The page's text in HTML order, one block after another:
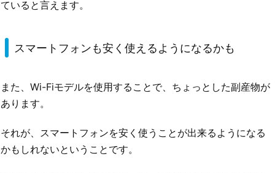
ていると言えます。
スマートフォンも安く使えるようになるかも
また、Wi-Fiモデルを使用することで、ちょっとした副産物が
あります。
それが、スマートフォンを安く使うことが出来るようになる
かもしれないということです。